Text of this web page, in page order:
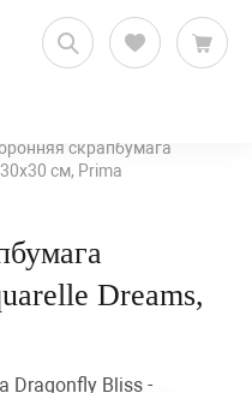
скрапбумага
см, Prima
Dreams,